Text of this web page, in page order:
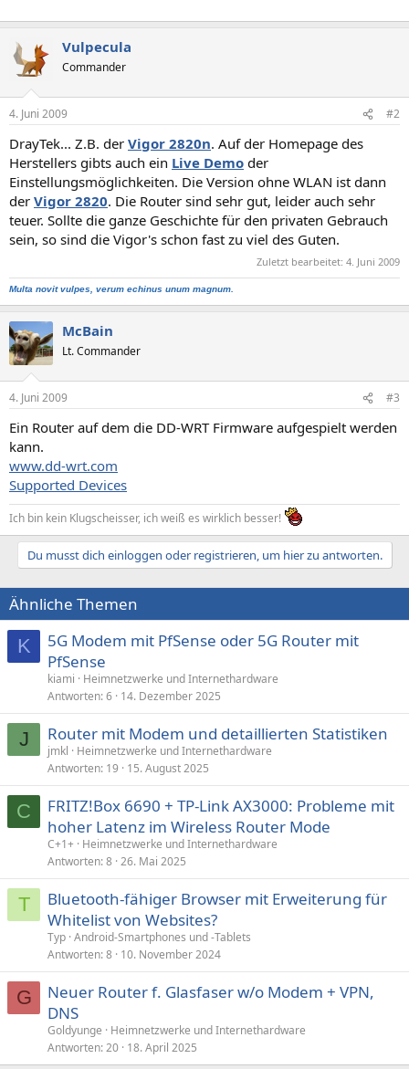
Vulpecula
Commander
4. Juni 2009 #2
DrayTek... Z.B. der Vigor 2820n. Auf der Homepage des
Herstellers gibts auch ein Live Demo der
Einstellungsmöglichkeiten. Die Version ohne WLAN ist dann
der Vigor 2820. Die Router sind sehr gut, leider auch sehr
teuer. Sollte die ganze Geschichte für den privaten Gebrauch
sein, so sind die Vigor's schon fast zu viel des Guten.
Zuletzt bearbeitet: 4. Juni 2009
Multa novit vulpes, verum echinus unum magnum.
McBain
Lt. Commander
4. Juni 2009 #3
Ein Router auf dem die DD-WRT Firmware aufgespielt werden
kann.
www.dd-wrt.com
Supported Devices
Ich bin kein Klugscheisser, ich weiß es wirklich besser!
Du musst dich einloggen oder registrieren, um hier zu antworten.
Ähnliche Themen
K
5G Modem mit PfSense oder 5G Router mit
PfSense
kiami
Heimnetzwerke und Internethardware
Antworten 6 14. Dezember 2025
J Router mit Modem und detaillierten Statistiken
jmkl
Heimnetzwerke und Internethardware
Antworten 19 15. August 2025
C
FRITZ!Box 6690 + TP-Link AX3000: Probleme mit
hoher Latenz im Wireless Router Mode
C+1+ Heimnetzwerke und Internethardware
Antworten 8 26. Mai 2025
T
Bluetooth-fähiger Browser mit Erweiterung für
Whitelist von Websites?
Typ Android-Smartphones und -Tablets
Antworten 8 10. November 2024
G
Neuer Router f. Glasfaser w/o Modem + VPN,
DNS
Goldyunge
Heimnetzwerke und Internethardware
Antworten 20 18. April 2025